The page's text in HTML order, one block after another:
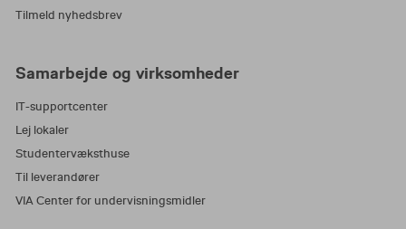
Tilmeld nyhedsbrev
Samarbejde og virksomheder
IT-supportcenter
Lej lokaler
Studentervæksthuse
Til leverandører
VIA Center for undervisningsmidler